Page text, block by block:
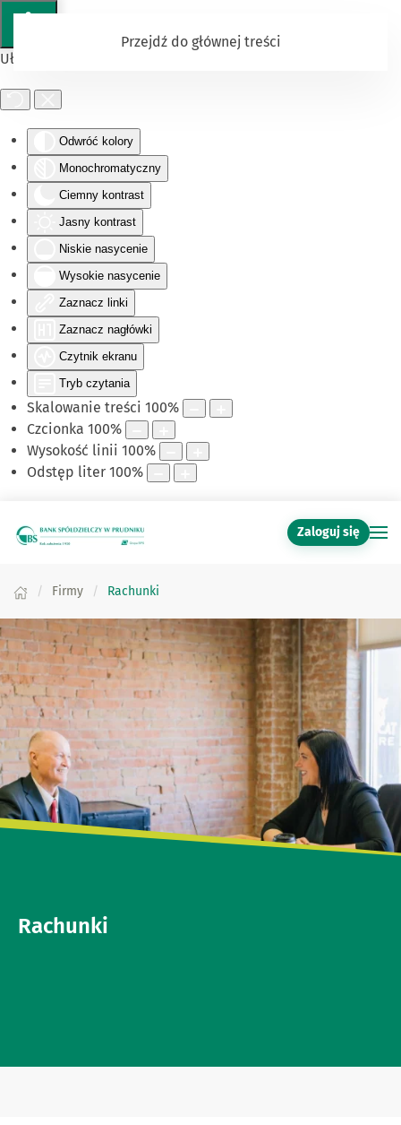
Ułatwienia dostępu
Odwróć kolory
Monochromatyczny
Ciemny kontrast
Jasny kontrast
Niskie nasycenie
Wysokie nasycenie
Zaznacz linki
Zaznacz nagłówki
Czytnik ekranu
Tryb czytania
Skalowanie treści 100%
Czcionka 100%
Wysokość linii 100%
Odstęp liter 100%
Przejdź do głównej treści
Zaloguj się
Firmy Rachunki
Rachunki